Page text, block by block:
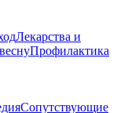
Лекарства и
Профилактика
Сопутствующие